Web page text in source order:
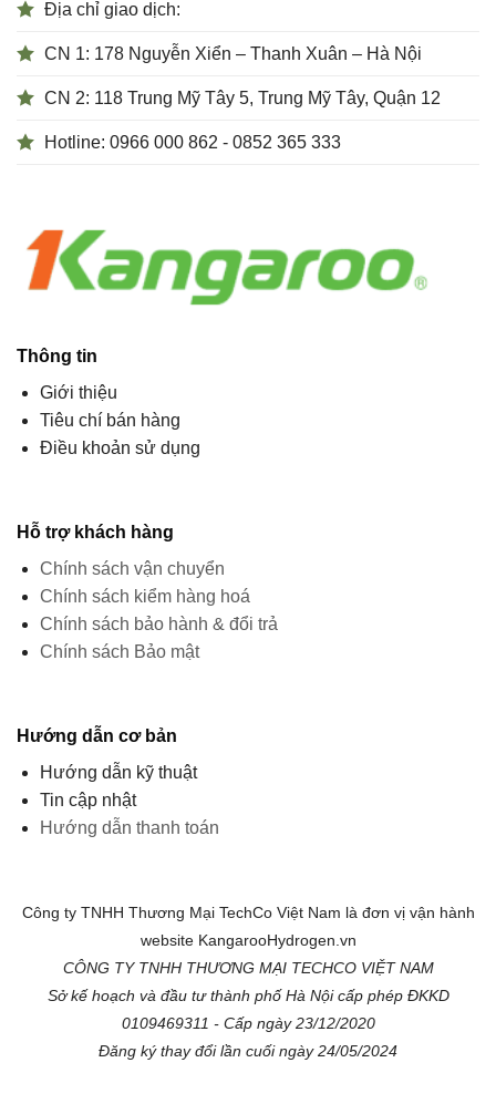
Địa chỉ giao dịch:
CN 1: 178 Nguyễn Xiển – Thanh Xuân – Hà Nội
CN 2: 118 Trung Mỹ Tây 5, Trung Mỹ Tây, Quận 12
Hotline: 0966 000 862 - 0852 365 333
Thông tin
Giới thiệu
Tiêu chí bán hàng
Điều khoản sử dụng
Hỗ trợ khách hàng
Chính sách vận chuyển
Chính sách kiểm hàng hoá
Chính sách bảo hành & đổi trả
Chính sách Bảo mật
Hướng dẫn cơ bản
Hướng dẫn kỹ thuật
Tin cập nhật
Hướng dẫn thanh toán
Công ty TNHH Thương Mại TechCo Việt Nam là đơn vị vận hành
website KangarooHydrogen.vn
CÔNG TY TNHH THƯƠNG MẠI TECHCO VIỆT NAM
Sở kế hoạch và đầu tư thành phố Hà Nội cấp phép ĐKKD
0109469311 - Cấp ngày 23/12/2020
Đăng ký thay đổi lần cuối ngày 24/05/2024